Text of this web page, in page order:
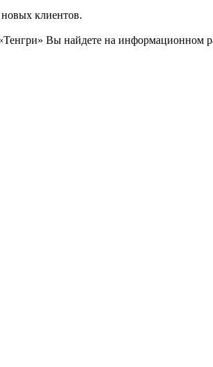
клиентов.
Вы найдете на информационном